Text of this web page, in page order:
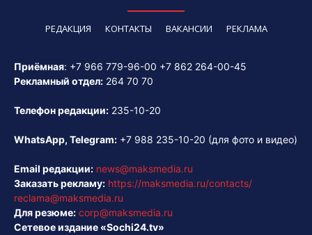
РЕДАКЦИЯ КОНТАКТЫ ВАКАНСИИ РЕКЛАМА
Приёмная: +7 966 779-96-00 +7 862 264-00-45
Рекламный отдел: 264 70 70
Телефон редакции: 235-10-20
WhatsApp, Telegram: +7 988 235-10-20 (для фото и видео)
Email редакции: news@maksmedia.ru
Заказать рекламу: https://maksmedia.ru/contacts/
reclama@maksmedia.ru
Для резюме: corp@maksmedia.ru
Сетевое издание «Sochi24.tv»